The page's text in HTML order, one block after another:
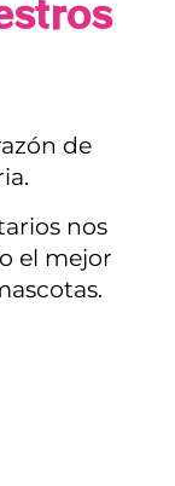
de
nos
el mejor